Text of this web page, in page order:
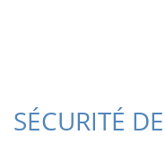
SÉCURITÉ